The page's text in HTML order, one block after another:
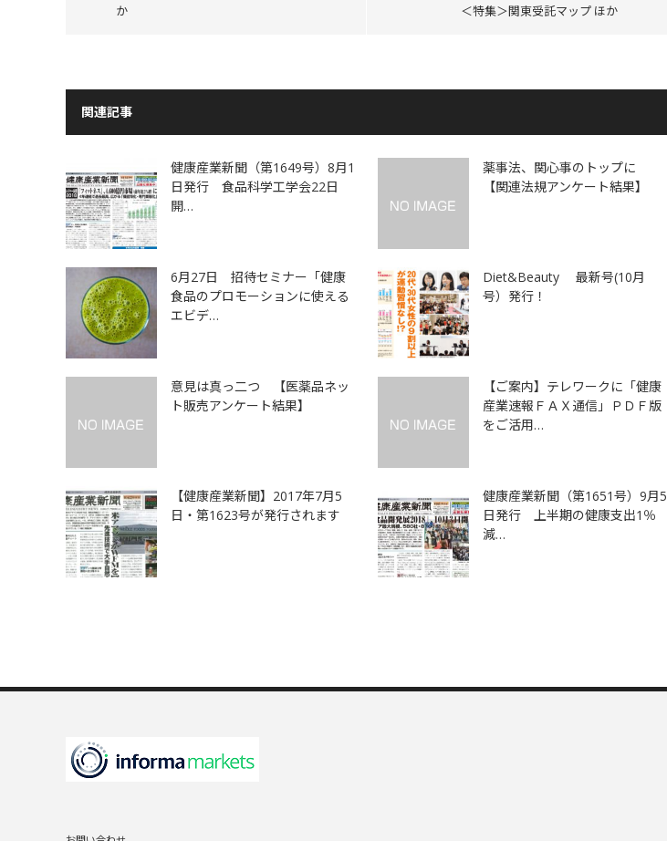
か
＜特集＞関東受託マップ ほか
関連記事
健康産業新聞（第1649号）8月1
日発行 食品科学工学会22日
開…
薬事法、関心事のトップに
【関連法規アンケート結果】
6月27日 招待セミナー「健康
食品のプロモーションに使える
エビデ…
Diet&Beauty 最新号(10月
号）発行！
意見は真っ二つ 【医薬品ネッ
ト販売アンケート結果】
【ご案内】テレワークに「健康
産業速報ＦＡＸ通信」ＰＤＦ版
をご活用…
【健康産業新聞】2017年7月5
日・第1623号が発行されます
健康産業新聞（第1651号）9月5
日発行 上半期の健康支出1％
減…